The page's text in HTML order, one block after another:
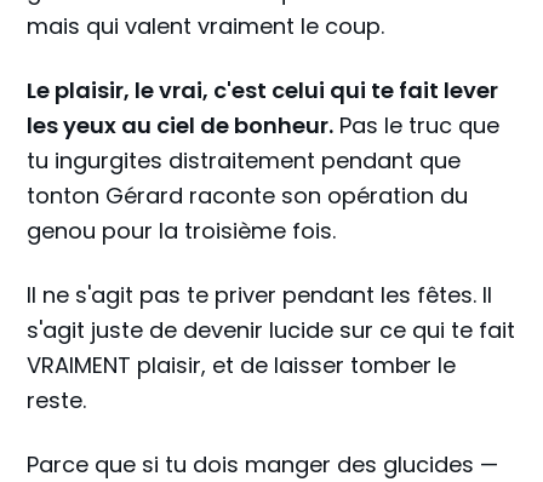
mais qui valent vraiment le coup.
Le plaisir, le vrai, c'est celui qui te fait lever
les yeux au ciel de bonheur. Pas le truc que
tu ingurgites distraitement pendant que
tonton Gérard raconte son opération du
genou pour la troisième fois.
Il ne s'agit pas te priver pendant les fêtes. Il
s'agit juste de devenir lucide sur ce qui te fait
VRAIMENT plaisir, et de laisser tomber le
reste.
Parce que si tu dois manger des glucides —